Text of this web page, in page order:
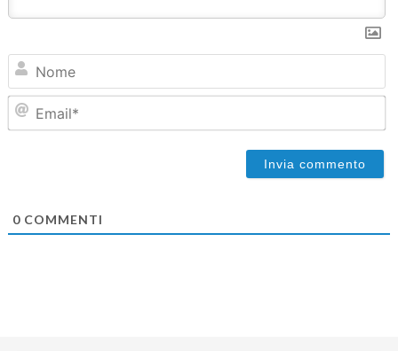
0COMMENTI